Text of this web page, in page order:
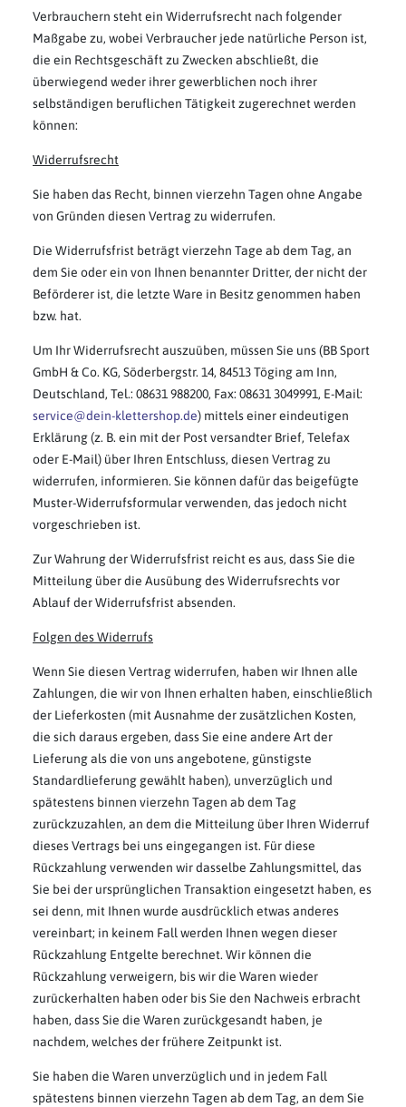
Verbrauchern steht ein Widerrufsrecht nach folgender
Maßgabe zu, wobei Verbraucher jede natürliche Person ist,
die ein Rechtsgeschäft zu Zwecken abschließt, die
überwiegend weder ihrer gewerblichen noch ihrer
selbständigen beruflichen Tätigkeit zugerechnet werden
können:
Widerrufsrecht
Sie haben das Recht, binnen vierzehn Tagen ohne Angabe
von Gründen diesen Vertrag zu widerrufen.
Die Widerrufsfrist beträgt vierzehn Tage ab dem Tag, an
dem Sie oder ein von Ihnen benannter Dritter, der nicht der
Beförderer ist, die letzte Ware in Besitz genommen haben
bzw. hat.
Um Ihr Widerrufsrecht auszuüben, müssen Sie uns (BB Sport
GmbH & Co. KG, Söderbergstr. 14, 84513 Töging am Inn,
Deutschland, Tel.: 08631 988200, Fax: 08631 3049991, E-Mail:
service@dein-klettershop.de) mittels einer eindeutigen
Erklärung (z. B. ein mit der Post versandter Brief, Telefax
oder E-Mail) über Ihren Entschluss, diesen Vertrag zu
widerrufen, informieren. Sie können dafür das beigefügte
Muster-Widerrufsformular verwenden, das jedoch nicht
vorgeschrieben ist.
Zur Wahrung der Widerrufsfrist reicht es aus, dass Sie die
Mitteilung über die Ausübung des Widerrufsrechts vor
Ablauf der Widerrufsfrist absenden.
Folgen des Widerrufs
Wenn Sie diesen Vertrag widerrufen, haben wir Ihnen alle
Zahlungen, die wir von Ihnen erhalten haben, einschließlich
der Lieferkosten (mit Ausnahme der zusätzlichen Kosten,
die sich daraus ergeben, dass Sie eine andere Art der
Lieferung als die von uns angebotene, günstigste
Standardlieferung gewählt haben), unverzüglich und
spätestens binnen vierzehn Tagen ab dem Tag
zurückzuzahlen, an dem die Mitteilung über Ihren Widerruf
dieses Vertrags bei uns eingegangen ist. Für diese
Rückzahlung verwenden wir dasselbe Zahlungsmittel, das
Sie bei der ursprünglichen Transaktion eingesetzt haben, es
sei denn, mit Ihnen wurde ausdrücklich etwas anderes
vereinbart; in keinem Fall werden Ihnen wegen dieser
Rückzahlung Entgelte berechnet. Wir können die
Rückzahlung verweigern, bis wir die Waren wieder
zurückerhalten haben oder bis Sie den Nachweis erbracht
haben, dass Sie die Waren zurückgesandt haben, je
nachdem, welches der frühere Zeitpunkt ist.
Sie haben die Waren unverzüglich und in jedem Fall
spätestens binnen vierzehn Tagen ab dem Tag, an dem Sie